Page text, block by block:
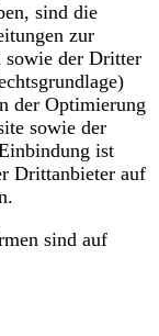
sind die
zur
sowie der Dritter
der Optimierung
sowie der
ist
Drittanbieter auf
sind auf